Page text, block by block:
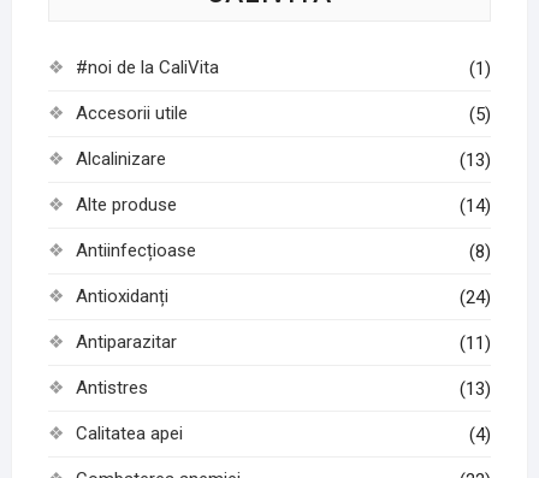
#noi de la CaliVita (1)
Accesorii utile (5)
Alcalinizare (13)
Alte produse (14)
Antiinfecțioase (8)
Antioxidanți (24)
Antiparazitar (11)
Antistres (13)
Calitatea apei (4)